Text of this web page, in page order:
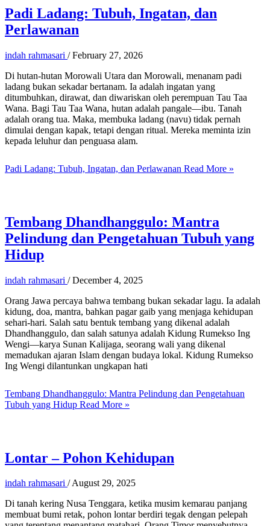
Padi Ladang: Tubuh, Ingatan, dan
Perlawanan
indah rahmasari /February 27, 2026
Di hutan-hutan Morowali Utara dan Morowali, menanam padi
ladang bukan sekadar bertanam. Ia adalah ingatan yang
ditumbuhkan, dirawat, dan diwariskan oleh perempuan Tau Taa
Wana. Bagi Tau Taa Wana, hutan adalah pangale—ibu. Tanah
adalah orang tua. Maka, membuka ladang (navu) tidak pernah
dimulai dengan kapak, tetapi dengan ritual. Mereka meminta izin
kepada leluhur dan penguasa alam.
Padi Ladang: Tubuh, Ingatan, dan Perlawanan Read More »
Tembang Dhandhanggulo: Mantra
Pelindung dan Pengetahuan Tubuh yang
Hidup
indah rahmasari /December 4, 2025
Orang Jawa percaya bahwa tembang bukan sekadar lagu. Ia adalah
kidung, doa, mantra, bahkan pagar gaib yang menjaga kehidupan
sehari-hari. Salah satu bentuk tembang yang dikenal adalah
Dhandhanggulo, dan salah satunya adalah Kidung Rumekso Ing
Wengi—karya Sunan Kalijaga, seorang wali yang dikenal
memadukan ajaran Islam dengan budaya lokal. Kidung Rumekso
Ing Wengi dilantunkan ungkapan hati
Tembang Dhandhanggulo: Mantra Pelindung dan Pengetahuan
Tubuh yang Hidup Read More »
Lontar – Pohon Kehidupan
indah rahmasari /August 29, 2025
Di tanah kering Nusa Tenggara, ketika musim kemarau panjang
membuat bumi retak, pohon lontar berdiri tegak dengan pelepah